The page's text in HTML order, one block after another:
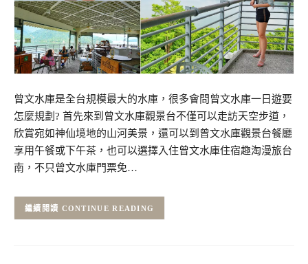
曾文水庫是全台規模最大的水庫，很多會問曾文水庫一日遊要
怎麼規劃? 首先來到曾文水庫觀景台不僅可以走訪天空步道，
欣賞宛如神仙境地的山河美景，還可以到曾文水庫觀景台餐廳
享用午餐或下午茶，也可以選擇入住曾文水庫住宿趣淘漫旅台
南，不只曾文水庫門票免…
CONTINUE READING